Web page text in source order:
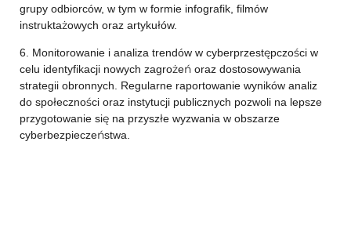
grupy odbiorców, w tym w formie infografik, filmów
instruktażowych oraz artykułów.
6. Monitorowanie i analiza trendów w cyberprzestępczości w
celu identyfikacji nowych zagrożeń oraz dostosowywania
strategii obronnych. Regularne raportowanie wyników analiz
do społeczności oraz instytucji publicznych pozwoli na lepsze
przygotowanie się na przyszłe wyzwania w obszarze
cyberbezpieczeństwa.